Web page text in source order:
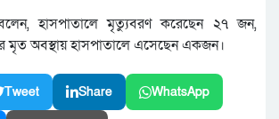
হাসপাতালে মৃত্যুবরণ করেছেন ২৭ জন,
অবস্থায় হাসপাতালে এসেছেন একজন।
Tweet Share WhatsApp